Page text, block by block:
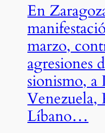
En
marzo,
agresiones
sionismo, a
Venezuela,
Líbano…